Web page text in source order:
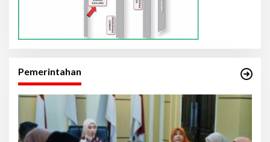
Pemerintahan